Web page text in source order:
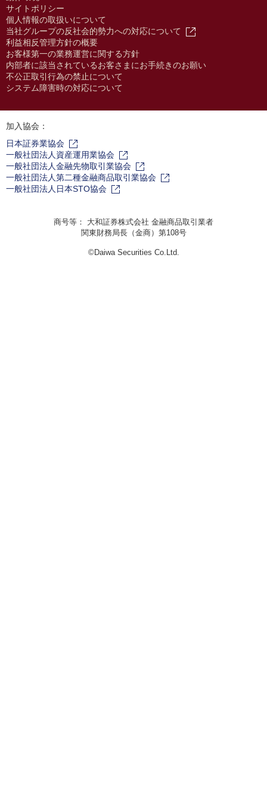
サイトポリシー
個人情報の取扱いについて
当社グループの反社会的勢力への対応について
利益相反管理方針の概要
お客様第一の業務運営に関する方針
内部者に該当されているお客さまにお手続きのお願い
不公正取引行為の禁止について
システム障害時の対応について
加入協会：
日本証券業協会
一般社団法人資産運用業協会
一般社団法人金融先物取引業協会
一般社団法人第二種金融商品取引業協会
一般社団法人日本STO協会
商号等： 大和証券株式会社 金融商品取引業者
関東財務局長（金商）第108号
©Daiwa Securities Co.Ltd.